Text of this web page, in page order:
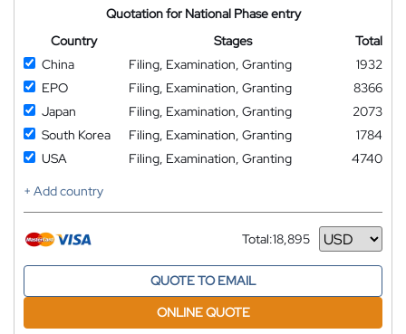
Quotation for National Phase entry
Country
Stages
Total
China
Filing, Examination, Granting
1932
EPO
Filing, Examination, Granting
8366
Japan
Filing, Examination, Granting
2073
South Korea
Filing, Examination, Granting
1784
USA
Filing, Examination, Granting
4740
+ Add country
Total:18,895
Currency
QUOTE TO EMAIL
ONLINE QUOTE